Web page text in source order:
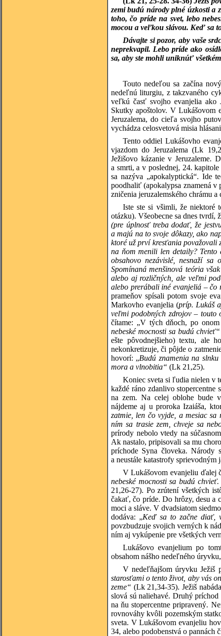
zemi budú národy plné úzkosti
toho, čo príde na svet, lebo
mocou a veľkou slávou. Keď sa
Dávajte si pozor, aby vaše
neprekvapil. Lebo príde ako
sa, aby ste mohli uniknúť
Touto nedeľou sa začína
nedeľnú liturgiu, z takzvaného
veľkú časť svojho evanjelia ako
Skutky apoštolov. V Lukášovom
Jeruzalema, do cieľa svojho
vychádza celosvetová misia
Tento oddiel Lukášovho
vjazdom do Jeruzalema (Lk
Ježišovo kázanie v Jeruzaleme.
a smrti, a v poslednej, 24.
sa nazýva „apokalyptická“. Ide
poodhaliť (apokalypsa znamená v
zničenia jeruzalemského chrámu
Iste ste si všimli, že niektoré
otázku). Všeobecne sa dnes
(pre úplnosť treba dodať, že
a majú na to svoje dôkazy, ako
ktoré už prví kresťania považovali
na ňom menili len detaily? Tento
obsahovo nezávislé, nesnaží
Spomínaná menšinová teória
alebo aj rozličných, ale veľmi
alebo prerábali iné evanjeliá – čo
prameňov spísali potom svoje
Markovho evanjelia (príp. Lukáš
veľmi podobných zdrojov – touto
čítame: „V tých dňoch, po
nebeské mocnosti sa budú
ešte pôvodnejšieho) textu, ale
nekonkretizuje, či pôjde o
hovorí: „Budú znamenia na
mora a vlnobitia“ (Lk 21,25).
Koniec sveta si ľudia nielen v
každé ráno zdanlivo
na zem. Na celej oblohe bude
nájdeme aj u proroka Izaiáša,
zatmie, len čo vyjde, a mesiac sa
ním sa trasie zem, chveje sa
prírody nebolo vtedy na
Ak nastalo, pripisovali sa mu
príchode Syna človeka.
a neustále katastrofy
V Lukášovom evanjeliu ďalej
nebeské mocnosti sa budú
21,26-27). Po zrútení všetkých
čakať, čo príde. Do hrôzy, desu a
moci a sláve. V dvadsiatom
dodáva: „Keď sa to začne diať,
povzbudzuje svojich verných k
ním aj vykúpenie pre všetkých
Lukášovo evanjelium po
obsahom nášho nedeľného
V nedeľňajšom úryvku Ježiš
starosťami o tento život, aby vás
zeme“ (Lk 21,34-35). Ježiš
slová sú naliehavé. Druhý
na ňu stopercentne pripravený.
rovnováhy kvôli pozemským
sveta. V Lukášovom evanjeliu
34, alebo podobenstvá o pannách